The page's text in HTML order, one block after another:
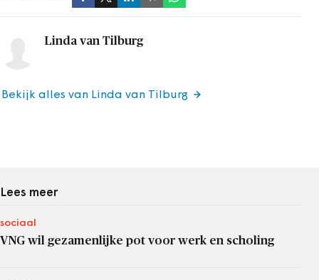
Linda van Tilburg
Bekijk alles van Linda van Tilburg
Lees meer
sociaal
VNG wil gezamenlijke pot voor werk en scholing